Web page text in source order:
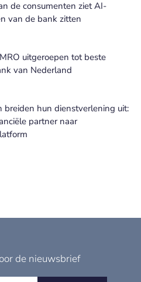
Meer Klanttevredenheid nieuws
de consumenten ziet AI-
van de bank zitten
uitgeroepen tot beste
van Nederland
breiden hun dienstverlening uit:
partner naar
de nieuwsbrief